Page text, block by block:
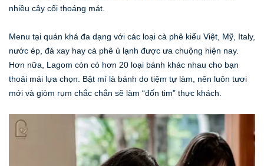
nhiều cây cối thoáng mát.
Menu tại quán khá đa dạng với các loại cà phê kiểu Việt, Mỹ, Italy,
nước ép, đá xay hay cà phê ủ lạnh được ưa chuộng hiện nay.
Hơn nữa, Lagom còn có hơn 20 loại bánh khác nhau cho bạn
thoải mái lựa chọn. Bật mí là bánh do tiệm tự làm, nên luôn tươi
mới và giòm rụm chắc chắn sẽ làm “đốn tim” thực khách.